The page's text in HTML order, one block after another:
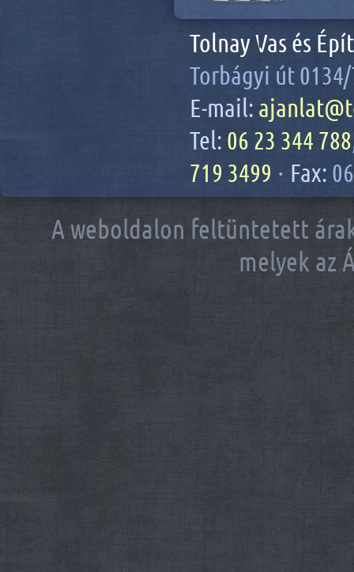
Tolnay Vas és
Torbágyi út
E-mail:
Tel: 06 23 344 788
719 3499 · Fax:
A weboldalon feltüntetett
melyek az